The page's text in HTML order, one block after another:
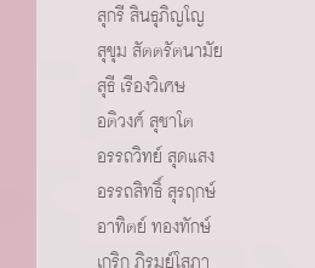
สุกรี สินธุภิญโญ
สุขุม สัตตรัตนามัย
สุธี เรืองวิเศษ
อติวงศ์ สุชาโต
อรรถวิทย์ สุดแสง
อรรถสิทธิ์ สุรฤกษ์
อาทิตย์ ทองทักษ์